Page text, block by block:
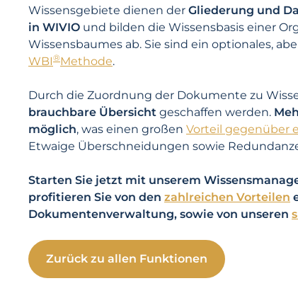
Wissensgebiete dienen der Gliederung und
in WIVIO und bilden die Wissensbasis einer
Wissensbaumes ab. Sie sind ein optionales,
WBI®Methode.
Durch die Zuordnung der Dokumente zu
brauchbare Übersicht geschaffen werden.
möglich, was einen großen Vorteil gegenüber
Etwaige Überschneidungen sowie
Starten Sie jetzt mit unserem
profitieren Sie von den zahlreichen Vorteilen
Dokumenten­verwaltung, sowie von unseren
Zurück zu allen Funktionen